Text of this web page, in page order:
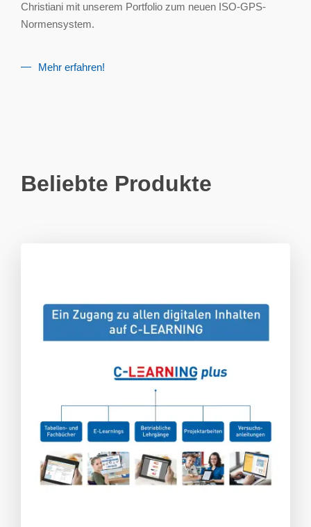
Christiani mit unserem Portfolio zum neuen ISO-GPS-
Normensystem.
Mehr erfahren!
Beliebte Produkte